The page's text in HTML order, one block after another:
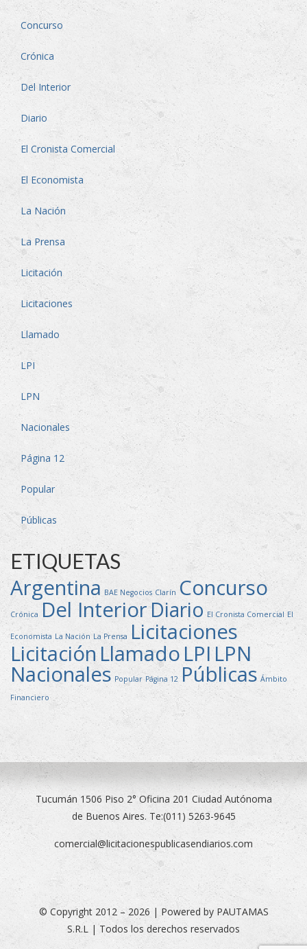
Concurso
Crónica
Del Interior
Diario
El Cronista Comercial
El Economista
La Nación
La Prensa
Licitación
Licitaciones
Llamado
LPI
LPN
Nacionales
Página 12
Popular
Públicas
ETIQUETAS
Argentina BAE Negocios Clarín Concurso
Crónica Del Interior Diario El Cronista Comercial El
Economista La Nación La Prensa Licitaciones
LicitaciónLlamado LPI LPN
Nacionales Popular Página 12 Públicas Ámbito
Financiero
Tucumán 1506 Piso 2° Oficina 201 Ciudad Autónoma
de Buenos Aires. Te:(011) 5263-9645
comercial@licitacionespublicasendiarios.com
© Copyright 2012 – 2026 | Powered by PAUTAMAS
S.R.L | Todos los derechos reservados